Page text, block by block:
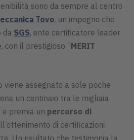
sono da sempre al centro
Tovo, un impegno che
da SGS, ente certificatore leader
con il prestigioso “MERIT
viene assegnato a sole poche
un centinaio tra le migliaia
premia un percorso di
di certificazioni
Un risultato che testimonia la